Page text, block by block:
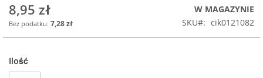
8,95 zł
7,28 zł
W MAGAZYNIE
SKU
cik0121082
Ilość